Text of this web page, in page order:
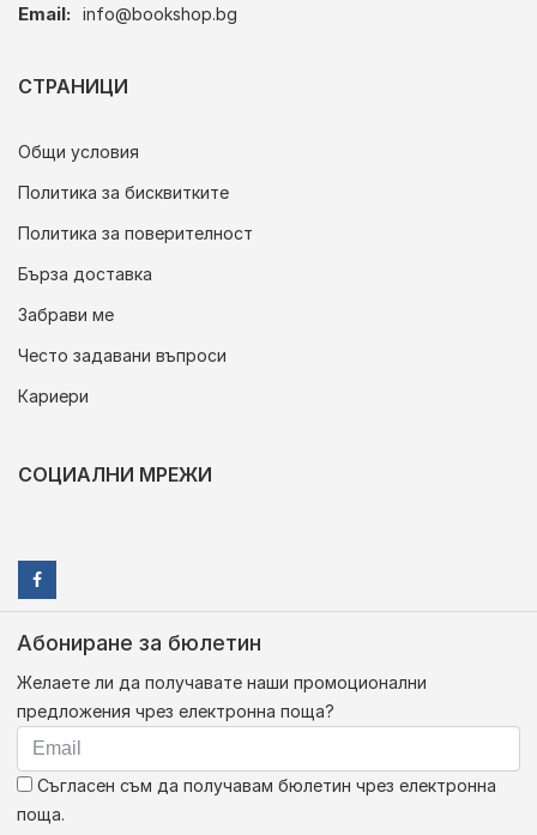
Email: info@bookshop.bg
СТРАНИЦИ
Общи условия
Политика за бисквитките
Политика за поверителност
Бърза доставка
Забрави ме
Често задавани въпроси
Кариери
СОЦИАЛНИ МРЕЖИ
Абониране за бюлетин
Желаете ли да получавате наши промоционални
предложения чрез електронна поща?
Съгласен съм да получавам бюлетин чрез електронна
поща.